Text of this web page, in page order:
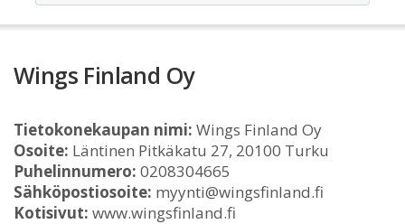
Wings Finland Oy
Tietokonekaupan nimi: Wings Finland Oy
Osoite: Läntinen Pitkäkatu 27, 20100 Turku
Puhelinnumero: 0208304665
Sähköpostiosoite: myynti@wingsfinland.fi
Kotisivut: www.wingsfinland.fi